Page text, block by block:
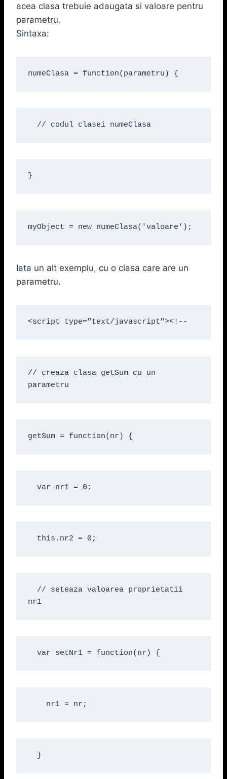
acea clasa trebuie adaugata si valoare pentru
parametru.
Sintaxa:
numeClasa = function(parametru) {
// codul clasei numeClasa
}
myObject = new numeClasa('valoare');
Iata un alt exemplu, cu o clasa care are un
parametru.
<script type="text/javascript"><!--
// creaza clasa getSum cu un
parametru
getSum = function(nr) {
var nr1 = 0;
this.nr2 = 0;
// seteaza valoarea proprietatii
nr1
var setNr1 = function(nr) {
nr1 = nr;
}